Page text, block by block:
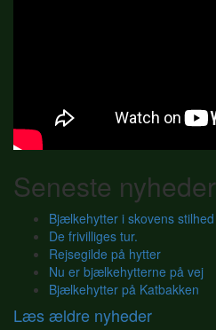
Seneste nyheder
Bjælkehytter i skovens stilhed
De frivilliges tur.
Rejsegilde på hytter
Nu er bjælkehytterne på vej
Bjælkehytter på Katbakken
Læs ældre nyheder